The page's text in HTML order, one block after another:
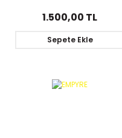
1.500,00 TL
Sepete Ekle